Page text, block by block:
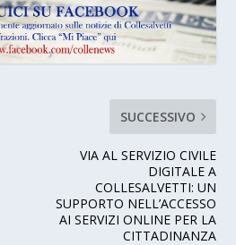
SUCCESSIVO
VIA AL SERVIZIO CIVILE
DIGITALE A
COLLESALVETTI: UN
SUPPORTO NELL’ACCESSO
AI SERVIZI ONLINE PER LA
CITTADINANZA